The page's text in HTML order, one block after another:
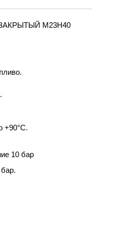
M23H40
+90°С.
10 бар